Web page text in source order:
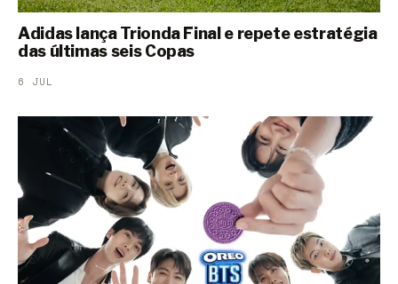
Adidas lança Trionda Final e repete estratégia
das últimas seis Copas
6 JUL